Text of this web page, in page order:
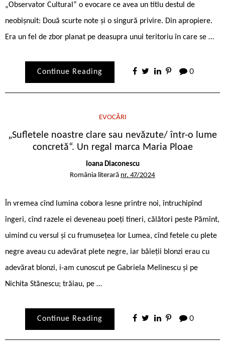
„Observator Cultural“ o evocare ce avea un titlu destul de
neobișnuit: Două scurte note și o singură privire. Din apropiere.
Era un fel de zbor planat pe deasupra unui teritoriu în care se …
Continue Reading 0
EVOCĂRI
„Sufletele noastre clare sau nevăzute/ într-o lume
concretă“. Un regal marca Maria Ploae
Ioana Diaconescu
România literară nr. 47/2024
În vremea cînd lumina cobora lesne printre noi, întruchipînd
îngeri, cînd razele ei deveneau poeți tineri, călători peste Pămînt,
uimind cu versul și cu frumusețea lor Lumea, cînd fetele cu plete
negre aveau cu adevărat plete negre, iar băieții blonzi erau cu
adevărat blonzi, i-am cunoscut pe Gabriela Melinescu și pe
Nichita Stănescu; trăiau, pe …
Continue Reading 0